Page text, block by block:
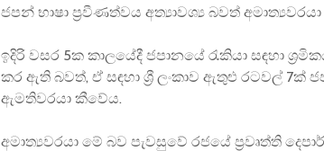
ජපන් භාෂා ප්‍රවීණත්වය අත්‍යාවශ්‍ය බවත්
ඉදිරි වසර 5ක කාලයේදී ජපානයේ රැකියා සඳහා
කර ඇති බවත්, ඒ සඳහා ශ්‍රී ලංකාව ඇතුළු රටවල්
ඇමතිවරයා කීවේය.
අමාත්‍යවරයා මේ බව පැවසුවේ රජයේ ප්‍රවෘත්ති